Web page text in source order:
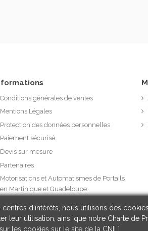
Conditions générales de ventes
Mentions Légales
Protection des données personnelles
Paiement sécurisé
Devis sur mesure
Partenaires
Motorisations et Automatismes de Portails
en Martinique et Guadeloupe
d'intérêts, nous utilisons des cookies.
leur utilisation, ainsi que notre Charte de
les cookies sur le site de la CNIL]